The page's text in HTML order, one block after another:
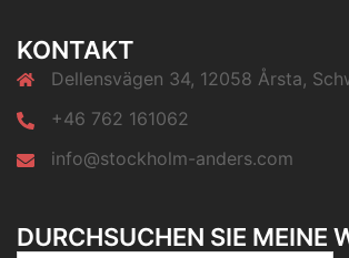
KONTAKT
Dellensvägen 34, 12058 Årsta,
+46 762 161062
info@stockholm-anders.com
DURCHSUCHEN SIE MEINE